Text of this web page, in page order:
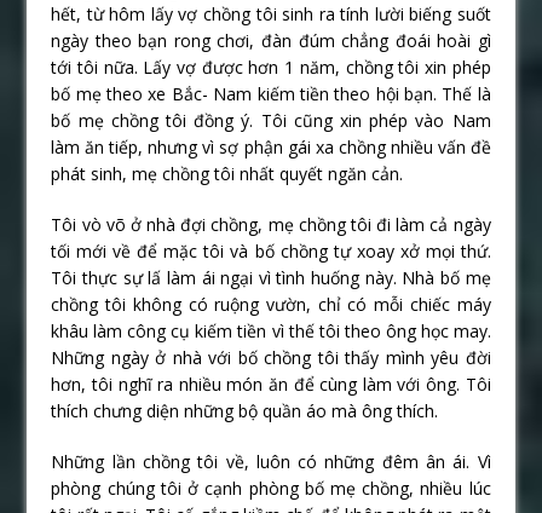
hết, từ hôm lấy vợ chồng tôi sinh ra tính lười biếng suốt
ngày theo bạn rong chơi, đàn đúm chẳng đoái hoài gì
tới tôi nữa. Lấy vợ được hơn 1 năm, chồng tôi xin phép
bố mẹ theo xe Bắc- Nam kiếm tiền theo hội bạn. Thế là
bố mẹ chồng tôi đồng ý. Tôi cũng xin phép vào Nam
làm ăn tiếp, nhưng vì sợ phận gái xa chồng nhiều vấn đề
phát sinh, mẹ chồng tôi nhất quyết ngăn cản.
Tôi vò võ ở nhà đợi chồng, mẹ chồng tôi đi làm cả ngày
tối mới về để mặc tôi và bố chồng tự xoay xở mọi thứ.
Tôi thực sự lấ làm ái ngại vì tình huống này. Nhà bố mẹ
chồng tôi không có ruộng vườn, chỉ có mỗi chiếc máy
khâu làm công cụ kiếm tiền vì thế tôi theo ông học may.
Những ngày ở nhà với bố chồng tôi thấy mình yêu đời
hơn, tôi nghĩ ra nhiều món ăn để cùng làm với ông. Tôi
thích chưng diện những bộ quần áo mà ông thích.
Những lần chồng tôi về, luôn có những đêm ân ái. Vì
phòng chúng tôi ở cạnh phòng bố mẹ chồng, nhiều lúc